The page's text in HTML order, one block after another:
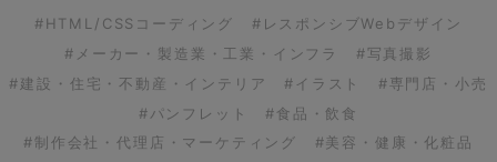
#HTML/CSSコーディング
#レスポンシブWebデザイン
#メーカー・製造業・工業・インフラ
#写真撮影
#建設・住宅・不動産・インテリア
#イラスト
#専門店・小売
#パンフレット
#食品・飲食
#制作会社・代理店・マーケティング
#美容・健康・化粧品